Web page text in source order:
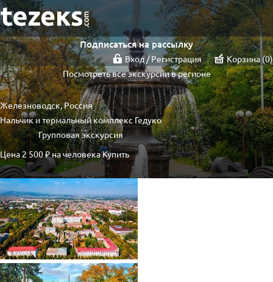
Подписаться на рассылку
Вход / Регистрация Корзина 0
Посмотреть все экскурсии в регионе
Железноводск, Россия
Нальчик и термальный комплекс Гедуко
Групповая экскурсия
Цена 2 500 ₽ на человекаКупить